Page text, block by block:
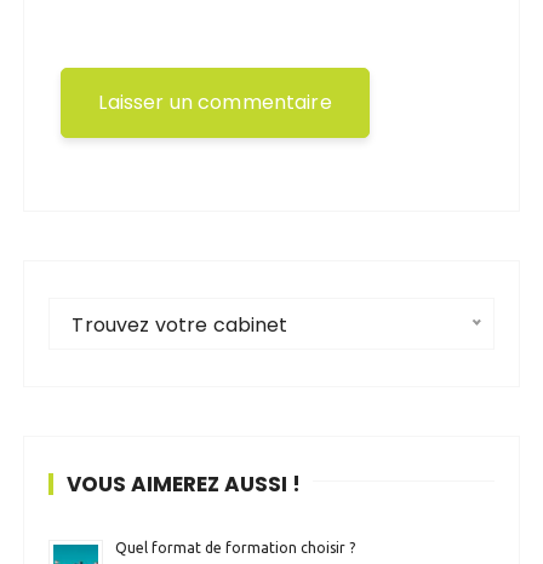
Trouvez votre cabinet
VOUS AIMEREZ AUSSI !
Quel format de formation choisir ?